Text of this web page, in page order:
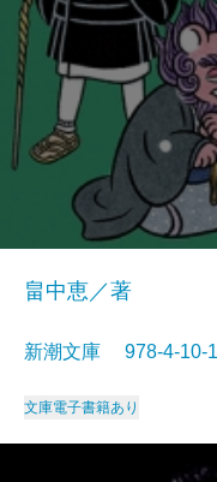
畠中恵／著
新潮文庫 978-4-
文庫電子書籍あり